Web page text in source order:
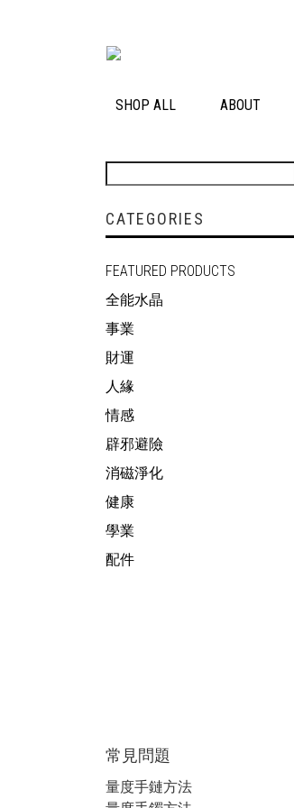
SHOP ALL ABOUT
CATEGORIES
FEATURED PRODUCTS
全能水晶
事業
財運
人緣
情感
辟邪避險
消磁淨化
健康
學業
配件
常見問題
量度手鏈方法